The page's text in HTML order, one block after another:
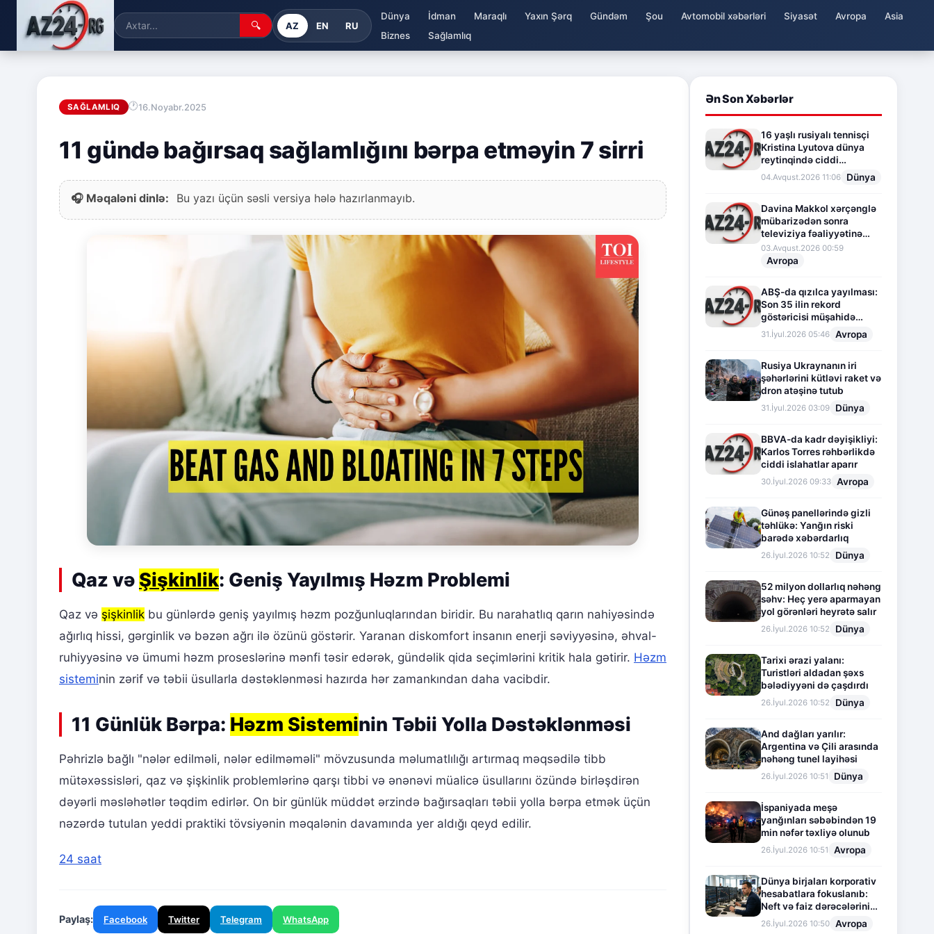
🔍 AZ EN RU
Dünya İdman Maraqlı Yaxın Şərq Gündəm Şou Avtomobil xəbərləri Siyasət Avropa
Asia
Biznes
Sağlamlıq
SAĞLAMLIQ 16.Noyabr.2025
11 gündə bağırsaq sağlamlığını bərpa etməyin 7 sirri
🎧 Məqaləni dinlə: Bu yazı üçün səsli versiya hələ hazırlanmayıb.
Qaz və Şişkinlik: Geniş Yayılmış Həzm Problemi
Qaz və şişkinlik bu günlərdə geniş yayılmış həzm pozğunluqlarından biridir. Bu narahatlıq qarın nahiyəsində
ağırlıq hissi, gərginlik və bəzən ağrı ilə özünü göstərir. Yaranan diskomfort insanın enerji səviyyəsinə, əhval-
ruhiyyəsinə və ümumi həzm proseslərinə mənfi təsir edərək, gündəlik qida seçimlərini kritik hala gətirir. Həzm
sisteminin zərif və təbii üsullarla dəstəklənməsi hazırda hər zamankından daha vacibdir.
11 Günlük Bərpa: Həzm Sisteminin Təbii Yolla Dəstəklənməsi
Pəhrizlə bağlı "nələr edilməli, nələr edilməməli" mövzusunda məlumatlılığı artırmaq məqsədilə tibb
mütəxəssisləri, qaz və şişkinlik problemlərinə qarşı tibbi və ənənəvi müalicə üsullarını özündə birləşdirən
dəyərli məsləhətlər təqdim edirlər. On bir günlük müddət ərzində bağırsaqları təbii yolla bərpa etmək üçün
nəzərdə tutulan yeddi praktiki tövsiyənin məqalənin davamında yer aldığı qeyd edilir.
24 saat
Paylaş: Facebook Twitter Telegram WhatsApp
Ən Son Xəbərlər
16 yaşlı rusiyalı tennisçi
Kristina Lyutova dünya
reytinqində ciddi
irəliləyişə imza atdı
04.Avqust.2026 11:06 Dünya
Davina Makkol xərçənglə
mübarizədən sonra
televiziya fəaliyyətinə
fasilə verir
03.Avqust.2026 00:59
Avropa
ABŞ-da qızılca yayılması:
Son 35 ilin rekord
göstəricisi müşahidə
olunur
31.İyul.2026 05:46 Avropa
Rusiya Ukraynanın iri
şəhərlərini kütləvi raket və
dron atəşinə tutub
31.İyul.2026 03:09 Dünya
BBVA-da kadr dəyişikliyi:
Karlos Torres rəhbərlikdə
ciddi islahatlar aparır
30.İyul.2026 09:33 Avropa
Günəş panellərində gizli
təhlükə: Yanğın riski
barədə xəbərdarlıq
26.İyul.2026 10:52 Dünya
52 milyon dollarlıq nəhəng
səhv: Heç yerə aparmayan
yol görənləri heyrətə salır
26.İyul.2026 10:52 Dünya
Tarixi ərazi yalanı:
Turistləri aldadan şəxs
bələdiyyəni də çaşdırdı
26.İyul.2026 10:52 Dünya
And dağları yarılır:
Argentina və Çili arasında
nəhəng tunel layihəsi
26.İyul.2026 10:51 Dünya
İspaniyada meşə
yanğınları səbəbindən 19
min nəfər təxliyə olunub
26.İyul.2026 10:51 Avropa
Dünya birjaları korporativ
hesabatlara fokuslanıb:
Neft və faiz dərəcələrinin
təsiri altında cari vəziyyət
26.İyul.2026 10:50 Avropa